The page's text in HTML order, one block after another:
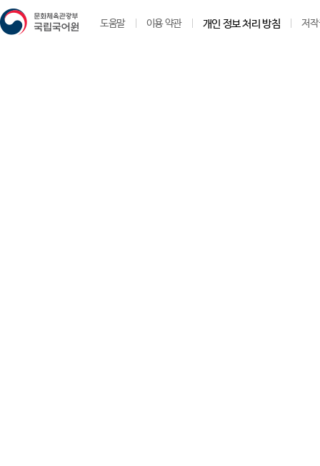
도움말 이용 약관 개인 정보 처리 방침 저